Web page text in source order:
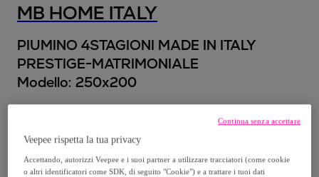
MB HOME ITALY
PIUMINO 4STAGIONI MADE IN ITALY
PRESTIGE-MATRIMONIALE
Modello: 250x200
225, €
- 64%
Veepee rispetta la tua privacy
Accettando, autorizzi Veepee e i suoi partner a utilizzare tracciatori (come cookie
o altri identificatori come SDK, di seguito "Cookie") e a trattare i tuoi dati
Continua senza accettare